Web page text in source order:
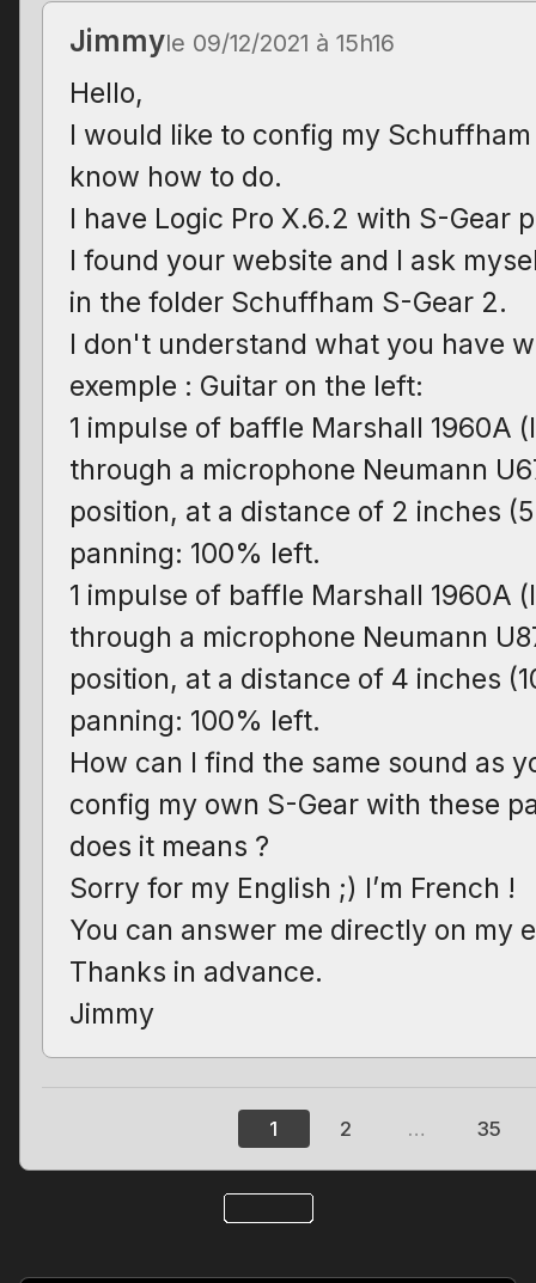
Jimmyle 09/12/2021 à 15h16
Hello,
I would like to config my
know how to do.
I have Logic Pro X.6.2 with S-Gear
I found your website and I ask
in the folder Schuffham S-Gear 2.
I don't understand what you have
exemple : Guitar on the left:
1 impulse of baffle Marshall 1960A
through a microphone Neumann
position, at a distance of 2 inches
panning: 100% left.
1 impulse of baffle Marshall 1960A
through a microphone Neumann
position, at a distance of 4 inches
panning: 100% left.
How can I find the same sound as
config my own S-Gear with these
does it means ?
Sorry for my English ;) I’m French !
You can answer me directly on my
Thanks in advance.
Jimmy
1 2 … 35